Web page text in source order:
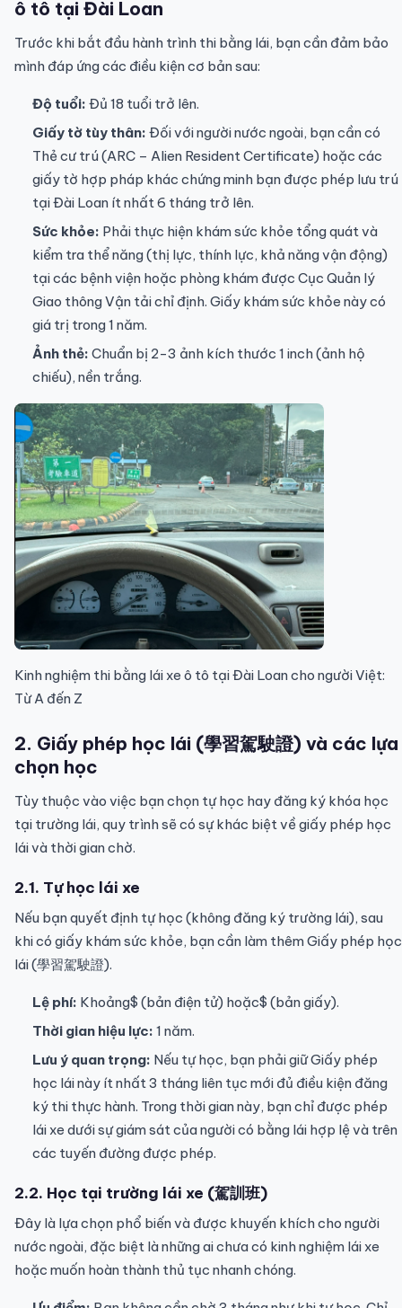
ô tô tại Đài Loan
Trước khi bắt đầu hành trình thi bằng lái, bạn cần đảm bảo
mình đáp ứng các điều kiện cơ bản sau:
Độ tuổi: Đủ 18 tuổi trở lên.
Giấy tờ tùy thân: Đối với người nước ngoài, bạn cần có
Thẻ cư trú (ARC – Alien Resident Certificate) hoặc các
giấy tờ hợp pháp khác chứng minh bạn được phép lưu trú
tại Đài Loan ít nhất 6 tháng trở lên.
Sức khỏe: Phải thực hiện khám sức khỏe tổng quát và
kiểm tra thể năng (thị lực, thính lực, khả năng vận động)
tại các bệnh viện hoặc phòng khám được Cục Quản lý
Giao thông Vận tải chỉ định. Giấy khám sức khỏe này có
giá trị trong 1 năm.
Ảnh thẻ: Chuẩn bị 2-3 ảnh kích thước 1 inch (ảnh hộ
chiếu), nền trắng.
Kinh nghiệm thi bằng lái xe ô tô tại Đài Loan cho người Việt:
Từ A đến Z
2. Giấy phép học lái (學習駕駛證) và các lựa
chọn học
Tùy thuộc vào việc bạn chọn tự học hay đăng ký khóa học
tại trường lái, quy trình sẽ có sự khác biệt về giấy phép học
lái và thời gian chờ.
2.1. Tự học lái xe
Nếu bạn quyết định tự học (không đăng ký trường lái), sau
khi có giấy khám sức khỏe, bạn cần làm thêm Giấy phép học
lái (學習駕駛證).
Lệ phí: Khoảng$ (bản điện tử) hoặc$ (bản giấy).
Thời gian hiệu lực: 1 năm.
Lưu ý quan trọng: Nếu tự học, bạn phải giữ Giấy phép
học lái này ít nhất 3 tháng liên tục mới đủ điều kiện đăng
ký thi thực hành. Trong thời gian này, bạn chỉ được phép
lái xe dưới sự giám sát của người có bằng lái hợp lệ và trên
các tuyến đường được phép.
2.2. Học tại trường lái xe (駕訓班)
Đây là lựa chọn phổ biến và được khuyến khích cho người
nước ngoài, đặc biệt là những ai chưa có kinh nghiệm lái xe
hoặc muốn hoàn thành thủ tục nhanh chóng.